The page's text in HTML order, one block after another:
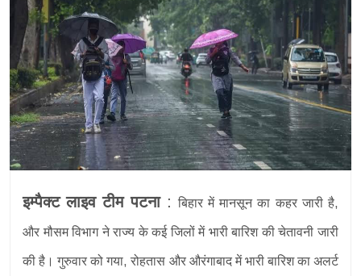
इम्पैक्ट लाइव टीम पटना: बिहार में मानसून का कहर जारी है,
और मौसम विभाग ने राज्य के कई जिलों में भारी बारिश की चेतावनी जारी
की है। गुरुवार को गया, रोहतास और औरंगाबाद में भारी बारिश का अलर्ट